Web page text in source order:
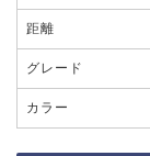
距離
グレード
カラー